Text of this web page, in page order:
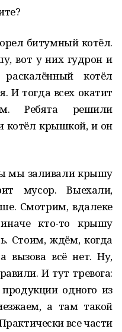
битумный котёл.
вот у них гудрон и
котёл
И тогда всех окатит
Ребята решили
котёл крышкой, и он
мы заливали крышу
мусор. Выехали,
Смотрим, вдалеке
кто-то крышу
Стоим, ждём, когда
вызова всё нет. Ну,
И тут тревога:
одного из
а там такой
все части